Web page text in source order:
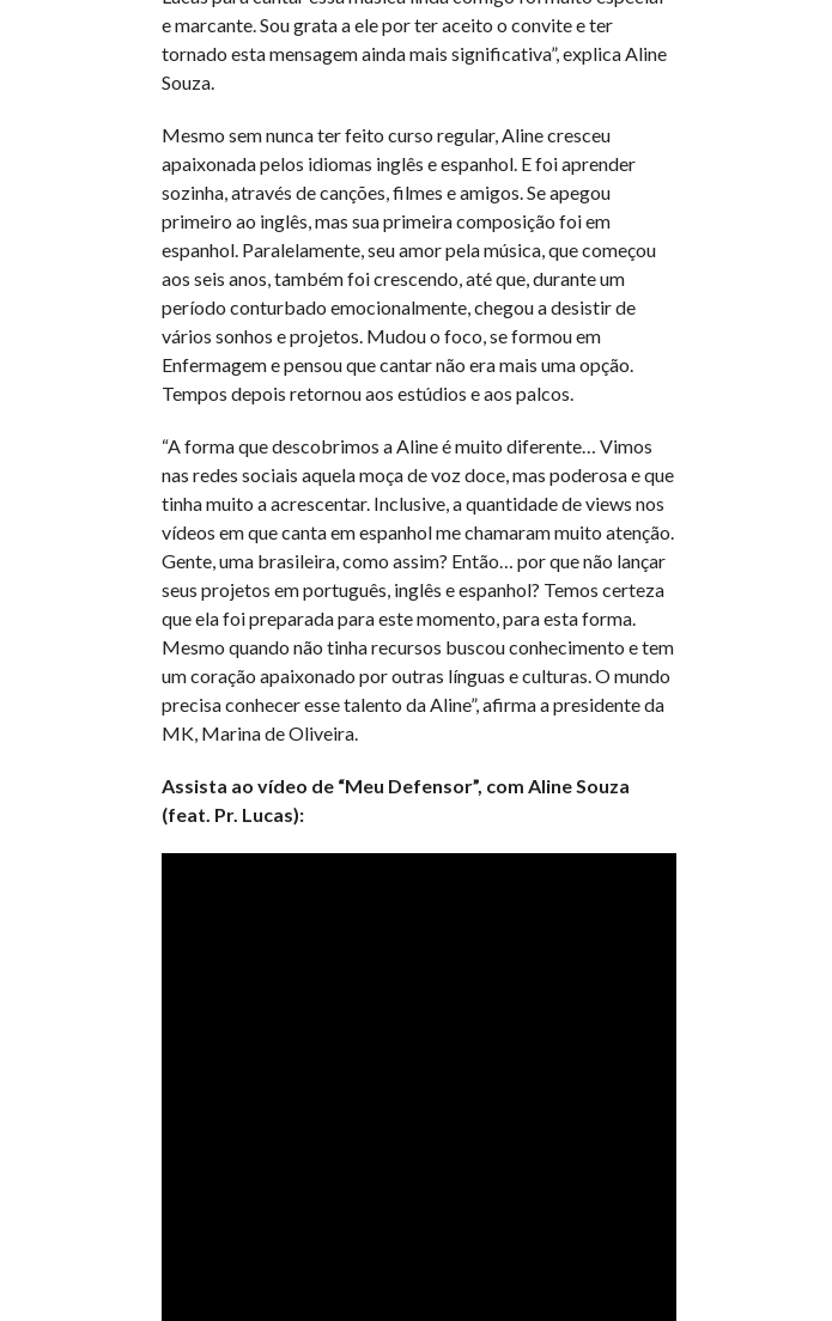
e marcante. Sou grata a ele por ter aceito o convite e ter
tornado esta mensagem ainda mais significativa”, explica Aline
Souza.
Mesmo sem nunca ter feito curso regular, Aline cresceu
apaixonada pelos idiomas inglês e espanhol. E foi aprender
sozinha, através de canções, filmes e amigos. Se apegou
primeiro ao inglês, mas sua primeira composição foi em
espanhol. Paralelamente, seu amor pela música, que começou
aos seis anos, também foi crescendo, até que, durante um
período conturbado emocionalmente, chegou a desistir de
vários sonhos e projetos. Mudou o foco, se formou em
Enfermagem e pensou que cantar não era mais uma opção.
Tempos depois retornou aos estúdios e aos palcos.
“A forma que descobrimos a Aline é muito diferente… Vimos
nas redes sociais aquela moça de voz doce, mas poderosa e que
tinha muito a acrescentar. Inclusive, a quantidade de views nos
vídeos em que canta em espanhol me chamaram muito atenção.
Gente, uma brasileira, como assim? Então… por que não lançar
seus projetos em português, inglês e espanhol? Temos certeza
que ela foi preparada para este momento, para esta forma.
Mesmo quando não tinha recursos buscou conhecimento e tem
um coração apaixonado por outras línguas e culturas. O mundo
precisa conhecer esse talento da Aline”, afirma a presidente da
MK, Marina de Oliveira.
Assista ao vídeo de “Meu Defensor”, com Aline Souza
(feat. Pr. Lucas):